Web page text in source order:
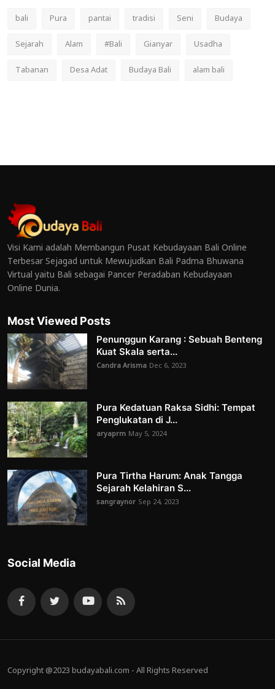
bali Pura pantai tradisi Seni
Budaya
Sejarah
Alam #Bali Gianyar
Usadha
Tabanan
Desa Adat Budaya Bali alam bali
Visi Kami adalah Membangun Pusat Kebudayaan Bali Online
Terbesar Sejagad untuk Mewujudkan Bali Padma Bhuwana
Virtual yaitu Bali sebagai Pancer Peradaban Kebudayaan
Online Dunia.
Most Viewed Posts
Penunggun Karang : Sebuah Benteng
Kuat Skala serta...
Candra Arisma Dec 6, 2023
Pura Kedatuan Raksa Sidhi: Tempat
Penglukatan di J...
aryaprm May 5, 2024
Pura Tirtha Harum: Anak Tangga
Sejarah Kelahiran S...
sangraynor Sep 24, 2023
Social Media
Copyright @2023 budayabali.com - All Rights Reserved